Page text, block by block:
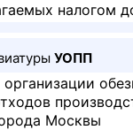
налогом
УОПП
Москвы